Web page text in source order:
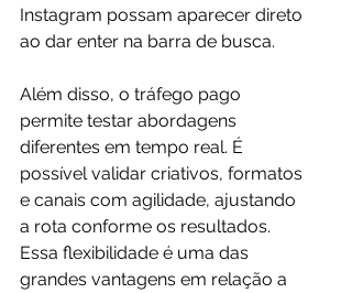
Instagram possam aparecer direto
ao dar enter na barra de busca.
Além disso, o tráfego pago
permite testar abordagens
diferentes em tempo real. É
possível validar criativos, formatos
e canais com agilidade, ajustando
a rota conforme os resultados.
Essa flexibilidade é uma das
grandes vantagens em relação a